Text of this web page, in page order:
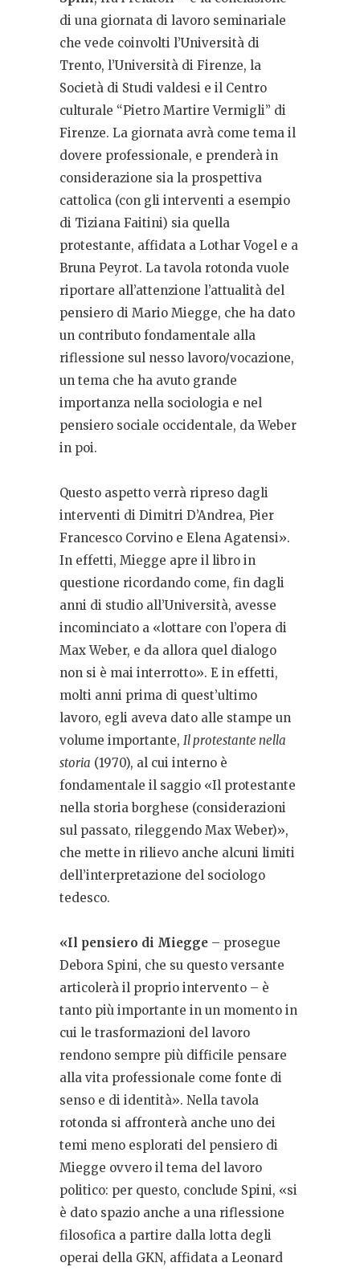
di una giornata di lavoro seminariale
che vede coinvolti l’Università di
Trento, l’Università di Firenze, la
Società di Studi valdesi e il Centro
culturale “Pietro Martire Vermigli” di
Firenze. La giornata avrà come tema il
dovere professionale, e prenderà in
considerazione sia la prospettiva
cattolica (con gli interventi a esempio
di Tiziana Faitini) sia quella
protestante, affidata a Lothar Vogel e a
Bruna Peyrot. La tavola rotonda vuole
riportare all’attenzione l’attualità del
pensiero di Mario Miegge, che ha dato
un contributo fondamentale alla
riflessione sul nesso lavoro/vocazione,
un tema che ha avuto grande
importanza nella sociologia e nel
pensiero sociale occidentale, da Weber
in poi.
Questo aspetto verrà ripreso dagli
interventi di Dimitri D’Andrea, Pier
Francesco Corvino e Elena Agatensi».
In effetti, Miegge apre il libro in
questione ricordando come, fin dagli
anni di studio all’Università, avesse
incominciato a «lottare con l’opera di
Max Weber, e da allora quel dialogo
non si è mai interrotto». E in effetti,
molti anni prima di quest’ultimo
lavoro, egli aveva dato alle stampe un
volume importante, Il protestante nella
storia (1970), al cui interno è
fondamentale il saggio «Il protestante
nella storia borghese (considerazioni
sul passato, rileggendo Max Weber)»,
che mette in rilievo anche alcuni limiti
dell’interpretazione del sociologo
tedesco.
«Il pensiero di Miegge – prosegue
Debora Spini, che su questo versante
articolerà il proprio intervento – è
tanto più importante in un momento in
cui le trasformazioni del lavoro
rendono sempre più difficile pensare
alla vita professionale come fonte di
senso e di identità». Nella tavola
rotonda si affronterà anche uno dei
temi meno esplorati del pensiero di
Miegge ovvero il tema del lavoro
politico: per questo, conclude Spini, «si
è dato spazio anche a una riflessione
filosofica a partire dalla lotta degli
operai della GKN, affidata a Leonard